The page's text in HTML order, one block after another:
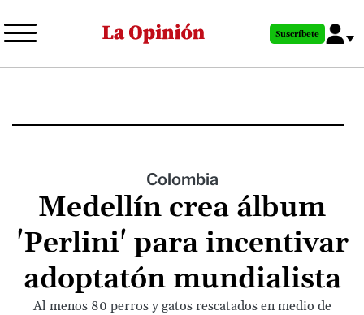
al
principal
Suscríbete
Colombia
Medellín crea álbum
'Perlini' para incentivar
adoptatón mundialista
Al menos 80 perros y gatos rescatados en medio de